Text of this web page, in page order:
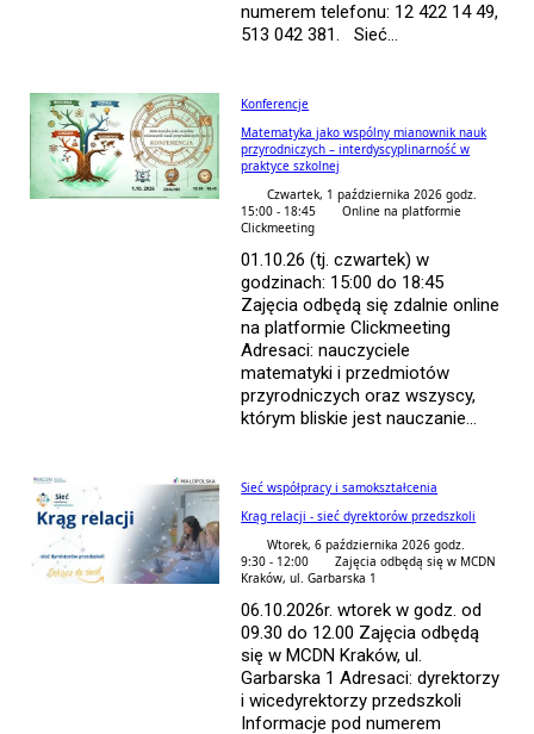
numerem telefonu: 12 422 14 49,
513 042 381. Sieć...
Konferencje
Matematyka jako wspólny mianownik nauk
przyrodniczych – interdyscyplinarność w
praktyce szkolnej
Czwartek, 1 października 2026 godz.
15:00 - 18:45
Online na platformie
Clickmeeting
01.10.26 (tj. czwartek) w
godzinach: 15:00 do 18:45
Zajęcia odbędą się zdalnie online
na platformie Clickmeeting
Adresaci: nauczyciele
matematyki i przedmiotów
przyrodniczych oraz wszyscy,
którym bliskie jest nauczanie...
Sieć współpracy i samokształcenia
Krąg relacji - sieć dyrektorów przedszkoli
Wtorek, 6 października 2026 godz.
9:30 - 12:00
Zajęcia odbędą się w MCDN
Kraków, ul. Garbarska 1
06.10.2026r. wtorek w godz. od
09.30 do 12.00 Zajęcia odbędą
się w MCDN Kraków, ul.
Garbarska 1 Adresaci: dyrektorzy
i wicedyrektorzy przedszkoli
Informacje pod numerem